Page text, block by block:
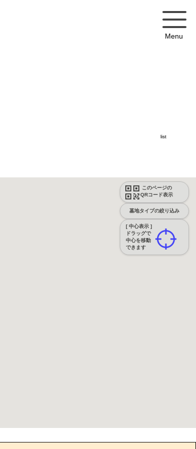
Menu
このページの
QRコード表示
墓地タイプの絞り込み
[ 中心表示 ]
ドラッグで
中心を移動
できます
list